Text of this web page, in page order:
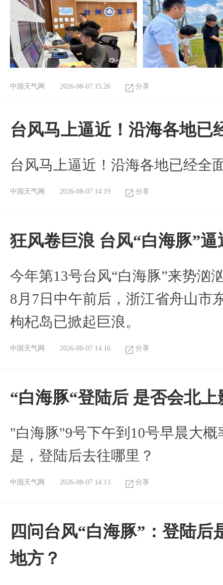
中国天气网 2026-08-07 15:26 分享
台风马上逼近！沿海各地已
台风马上逼近！沿海各地已经全
中国天气网 2026-08-07 14:19 分享
狂风卷巨浪 台风“白海豚”
今年第13号台风“白海豚”来势汹
8月7日中午前后，浙江省舟山市
枸杞岛已掀起巨浪。
中国天气网 2026-08-07 14:16 分享
“白海豚“登陆后 是否会北
"白海豚"9号下午到10号早晨大
是，登陆后去往哪里？
中国天气网 2026-08-07 14:13 分享
四问台风“白海豚”：登陆
地方？